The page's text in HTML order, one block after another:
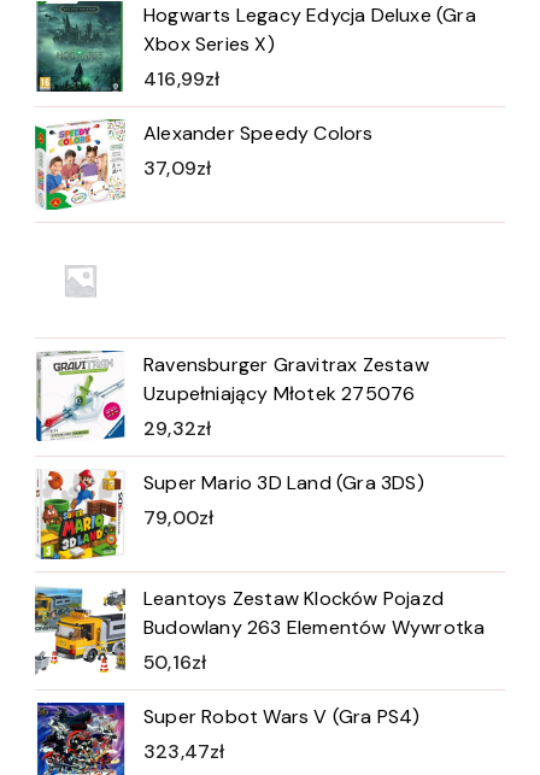
Hogwarts Legacy Edycja Deluxe (Gra
Xbox Series X)
416,99zł
Alexander Speedy Colors
37,09zł
Ravensburger Gravitrax Zestaw
Uzupełniający Młotek 275076
29,32zł
Super Mario 3D Land (Gra 3DS)
79,00zł
Leantoys Zestaw Klocków Pojazd
Budowlany 263 Elementów Wywrotka
50,16zł
Super Robot Wars V (Gra PS4)
323,47zł